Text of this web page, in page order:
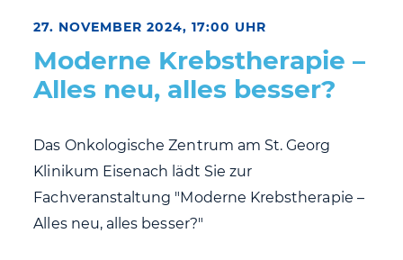
27. NOVEMBER 2024, 17:00 UHR
Moderne Krebstherapie –
Alles neu, alles besser?
Das Onkologische Zentrum am St. Georg
Klinikum Eisenach lädt Sie zur
Fachveranstaltung "Moderne Krebstherapie –
Alles neu, alles besser?"